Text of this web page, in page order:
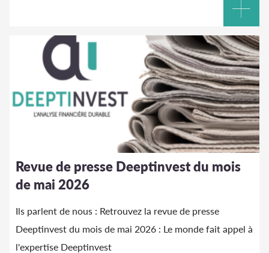
Revue de presse Deeptinvest du mois
de mai 2026
Ils parlent de nous : Retrouvez la revue de presse
Deeptinvest du mois de mai 2026 : Le monde fait appel à
l'expertise Deeptinvest